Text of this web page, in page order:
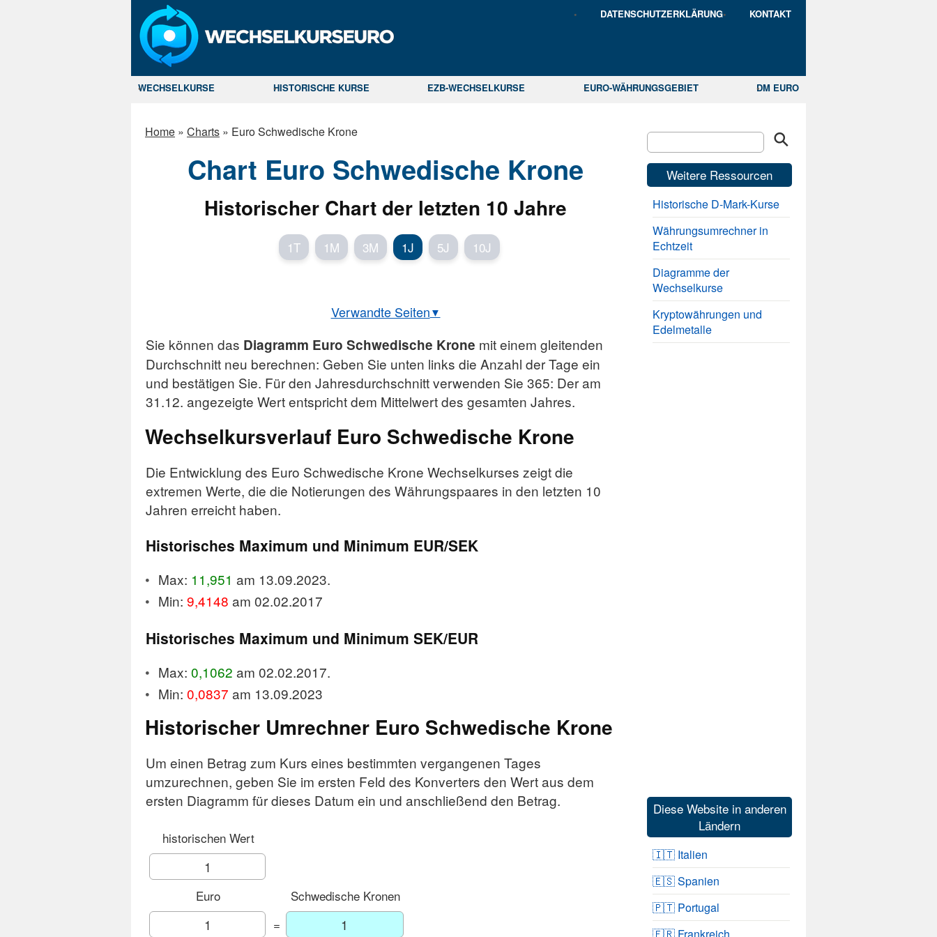
DATENSCHUTZERKLÄRUNG KONTAKT
WECHSELKURSE HISTORISCHE KURSE EZB-WECHSELKURSE EURO-WÄHRUNGSGEBIET DM EURO
Home » Charts » Euro Schwedische Krone
Chart Euro Schwedische Krone
Historischer Chart der letzten 10 Jahre
1T 1M 3M 1J 5J 10J
Verwandte Seiten▼
Wechselkurs Euro/Schwedische Krone
EUR/SEK Historisch
Sie können das Diagramm Euro Schwedische Krone mit einem gleitenden
Durchschnitt neu berechnen: Geben Sie unten links die Anzahl der Tage ein
und bestätigen Sie. Für den Jahresdurchschnitt verwenden Sie 365: Der am
31.12. angezeigte Wert entspricht dem Mittelwert des gesamten Jahres.
Wechselkursverlauf Euro Schwedische Krone
Die Entwicklung des Euro Schwedische Krone Wechselkurses zeigt die
extremen Werte, die die Notierungen des Währungspaares in den letzten 10
Jahren erreicht haben.
Historisches Maximum und Minimum EUR/SEK
Max: 11,951 am 13.09.2023.
Min: 9,4148 am 02.02.2017
Historisches Maximum und Minimum SEK/EUR
Max: 0,1062 am 02.02.2017.
Min: 0,0837 am 13.09.2023
Historischer Umrechner Euro Schwedische Krone
Um einen Betrag zum Kurs eines bestimmten vergangenen Tages
umzurechnen, geben Sie im ersten Feld des Konverters den Wert aus dem
ersten Diagramm für dieses Datum ein und anschließend den Betrag.
historischen Wert
Euro
Schwedische Kronen
=
Weitere Ressourcen
Historische D-Mark-Kurse
Währungsumrechner in
Echtzeit
Diagramme der
Wechselkurse
Kryptowährungen und
Edelmetalle
Diese Website in anderen
Ländern
🇮🇹 Italien
🇪🇸 Spanien
🇵🇹 Portugal